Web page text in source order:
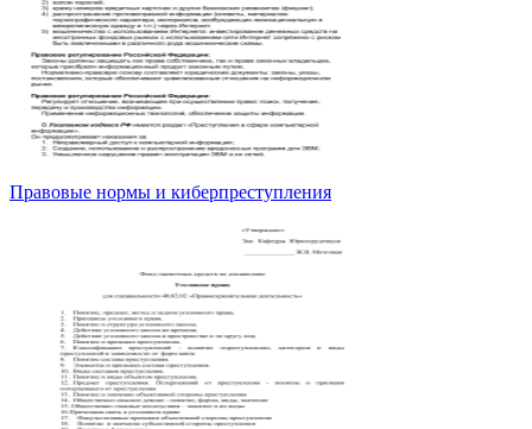
Правовые нормы и киберпреступления